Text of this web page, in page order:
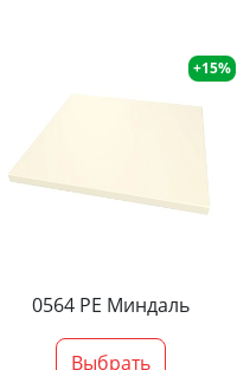
+15%
0564 PE Миндаль
Выбрать